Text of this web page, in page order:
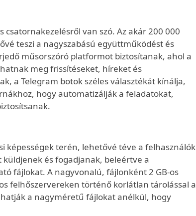
van szó. Az akár 200 000
teszi a nagyszabású együttműködést és
műsorszóró platformot biztosítanak, ahol a
meg frissítéseket, híreket és
a Telegram botok széles választékát kínálja,
hogy automatizálják a feladatokat,
képességek terén, lehetővé téve a felhasználók
és fogadjanak, beleértve a
fájlokat. A nagyvonalú, fájlonként 2 GB-os
felhőszervereken történő korlátlan tárolással a
a nagyméretű fájlokat anélkül, hogy